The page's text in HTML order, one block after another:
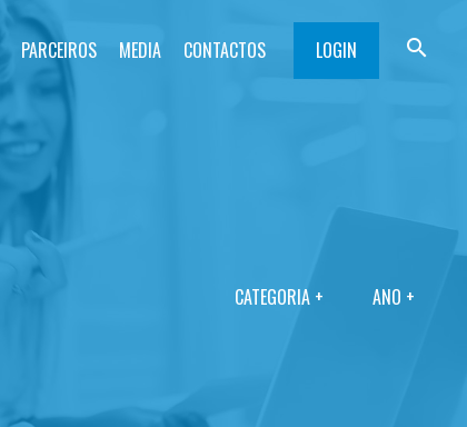
PARCEIROS MEDIA CONTACTOS LOGIN search
CATEGORIA + ANO +